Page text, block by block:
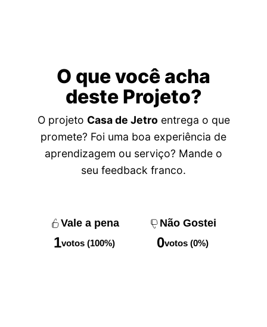
O que você acha
deste Projeto?
O projeto Casa de Jetro entrega o que
promete? Foi uma boa experiência de
aprendizagem ou serviço? Mande o
seu feedback franco.
Vale a pena
1votos (100%)
Não Gostei
0votos (0%)